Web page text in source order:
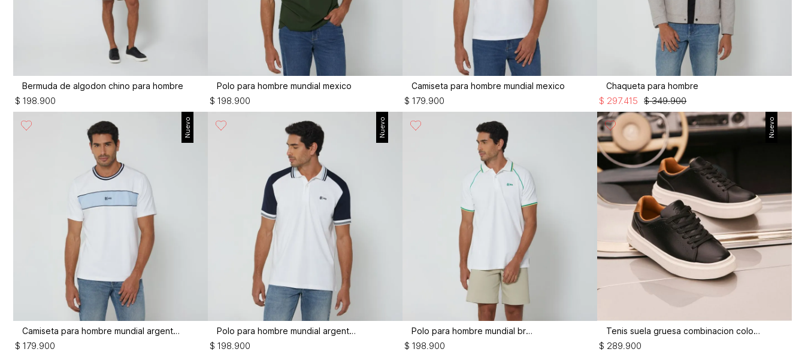
Bermuda de algodon chino para hombre
$ 198.900
Polo para hombre mundial mexico
$ 198.900
Camiseta para hombre mundial mexico
$ 179.900
Chaqueta para hombre
$ 349.900
$ 297.415
Nuevo
Camiseta para hombre mundial argentina
$ 179.900
Nuevo
Polo para hombre mundial argentina
$ 198.900
Polo para hombre mundial brasil
$ 198.900
Nuevo
Tenis suela gruesa combinacion colores
$ 289.900